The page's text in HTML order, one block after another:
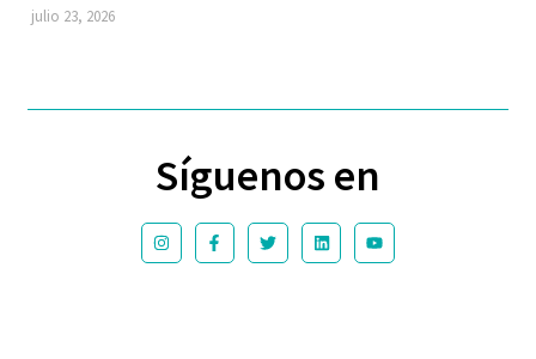
julio 23, 2026
Síguenos en